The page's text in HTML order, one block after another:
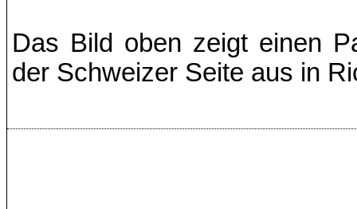
Das Bild oben zeigt einen
der Schweizer Seite aus in